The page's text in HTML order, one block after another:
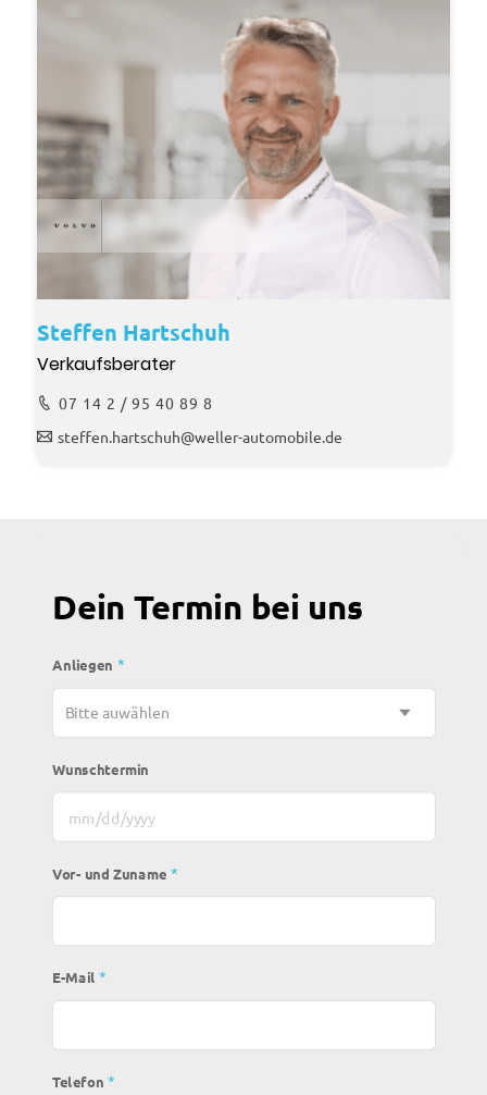
Steffen Hartschuh
Verkaufsberater
07 14 2 / 95 40 89 8
steffen.hartschuh@weller-automobile.de
Dein Termin bei uns
Anliegen *
Wunschtermin
MM Schrägstrich TT Schrägstrich JJJJ
Vor- und Zuname *
E-Mail *
Telefon *